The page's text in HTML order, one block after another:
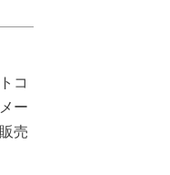
コ
ー
売